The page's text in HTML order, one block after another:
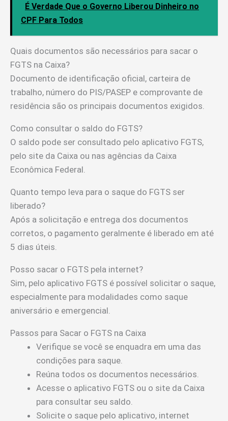
É Verdade Que o Governo Liberou Dinheiro no
CPF Para Todos
Quais documentos são necessários para sacar o
FGTS na Caixa?
Documento de identificação oficial, carteira de
trabalho, número do PIS/PASEP e comprovante de
residência são os principais documentos exigidos.
Como consultar o saldo do FGTS?
O saldo pode ser consultado pelo aplicativo FGTS,
pelo site da Caixa ou nas agências da Caixa
Econômica Federal.
Quanto tempo leva para o saque do FGTS ser
liberado?
Após a solicitação e entrega dos documentos
corretos, o pagamento geralmente é liberado em até
5 dias úteis.
Posso sacar o FGTS pela internet?
Sim, pelo aplicativo FGTS é possível solicitar o saque,
especialmente para modalidades como saque
aniversário e emergencial.
Passos para Sacar o FGTS na Caixa
Verifique se você se enquadra em uma das
condições para saque.
Reúna todos os documentos necessários.
Acesse o aplicativo FGTS ou o site da Caixa
para consultar seu saldo.
Solicite o saque pelo aplicativo, internet